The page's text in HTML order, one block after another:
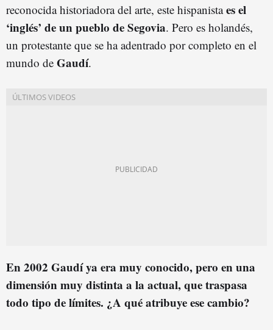
reconocida historiadora del arte, este hispanistaes el
‘inglés’ de un pueblo de Segovia. Pero es holandés,
un protestante que se ha adentrado por completo en el
mundo de Gaudí.
En 2002 Gaudí ya era muy conocido, pero en una
dimensión muy distinta a la actual, que traspasa
todo tipo de límites. ¿A qué atribuye ese cambio?